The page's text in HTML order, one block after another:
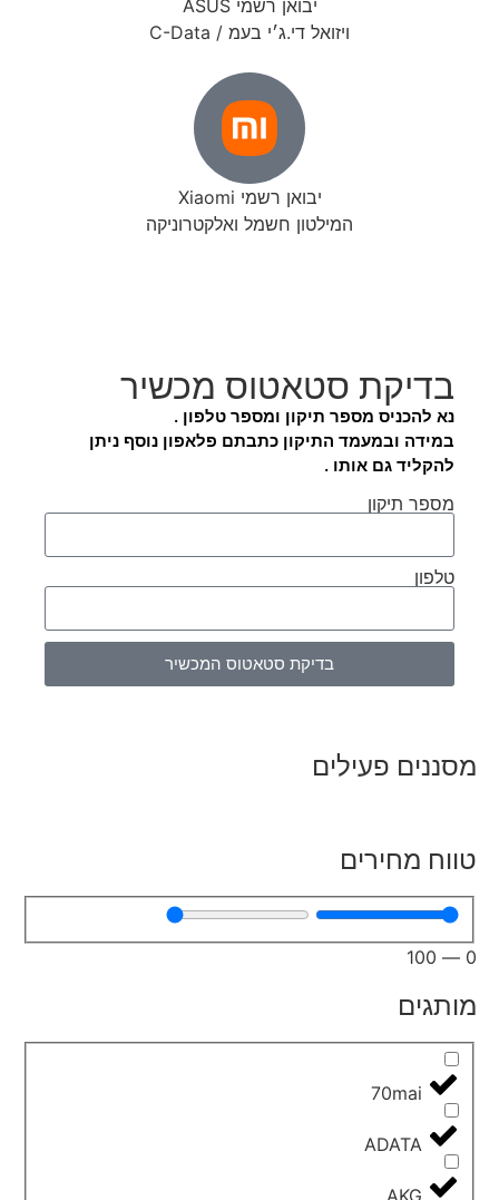
יבואן רשמי ASUS
ויזואל די.ג׳י בעמ / C-Data
יבואן רשמי Xiaomi
המילטון חשמל ואלקטרוניקה
בדיקת סטאטוס מכשיר
נא להכניס מספר תיקון ומספר טלפון .
במידה ובמעמד התיקון כתבתם פלאפון נוסף ניתן
להקליד גם אותו .
מספר תיקון
טלפון
בדיקת סטאטוס המכשיר
מסננים פעילים
טווח מחירים
0
—
100
מותגים
70mai
ADATA
AKG